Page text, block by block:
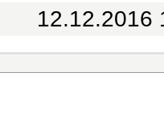
12.12.2016